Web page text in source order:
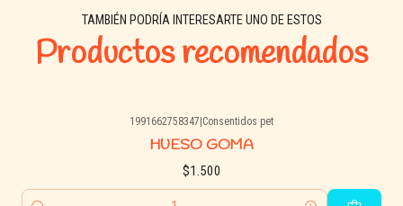
TAMBIÉN PODRÍA INTERESARTE UNO DE ESTOS
Productos recomendados
1991662758347|Consentidos pet
HUESO GOMA
$1.500